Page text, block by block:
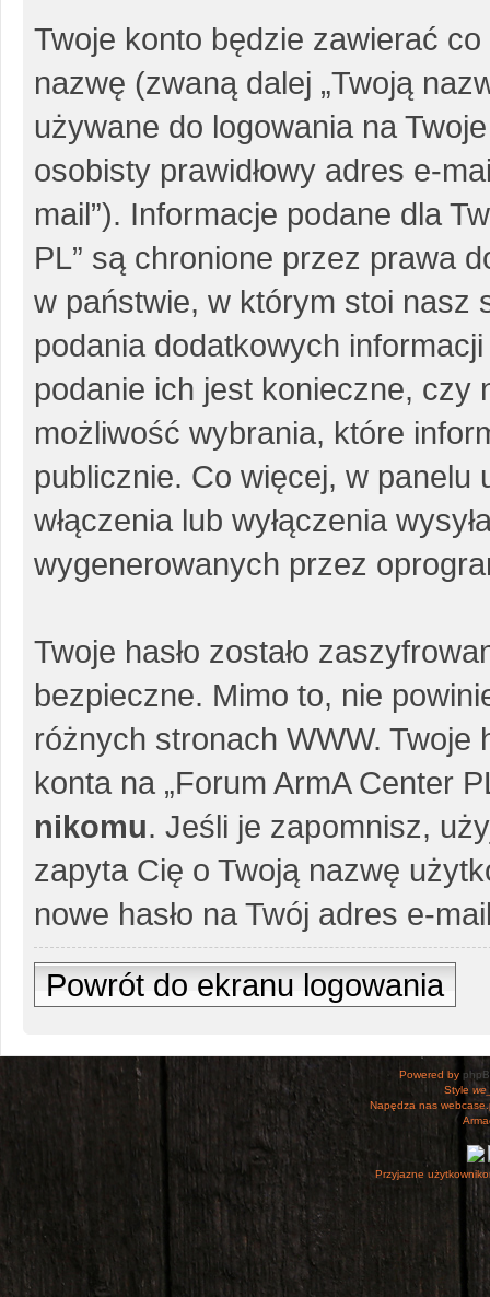
Twoje konto będzie zawierać
nazwę (zwaną dalej „Twoją
używane do logowania na
osobisty prawidłowy adres e-
mail”). Informacje podane dla
PL” są chronione przez prawa
w państwie, w którym stoi nasz
podania dodatkowych
podanie ich jest konieczne,
możliwość wybrania, które
publicznie. Co więcej, w
włączenia lub wyłączenia
wygenerowanych przez
Twoje hasło zostało
bezpieczne. Mimo to, nie
różnych stronach WWW. Twoje
konta na „Forum ArmA Center
nikomu. Jeśli je zapomnisz,
zapyta Cię o Twoją nazwę
nowe hasło na Twój adres e-
Powrót do ekranu logowania
Powered by
Style
Napędza nas
Przyjazne